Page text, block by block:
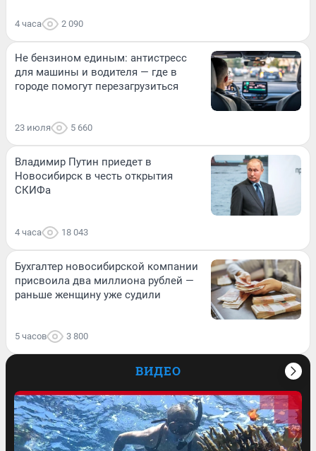
4 часа 2 090
Не бензином единым: антистресс
для машины и водителя — где в
городе помогут перезагрузиться
23 июля 5 660
Владимир Путин приедет в
Новосибирск в честь открытия
СКИФа
4 часа 18 043
Бухгалтер новосибирской компании
присвоила два миллиона рублей —
раньше женщину уже судили
5 часов 3 800
ВИДЕО